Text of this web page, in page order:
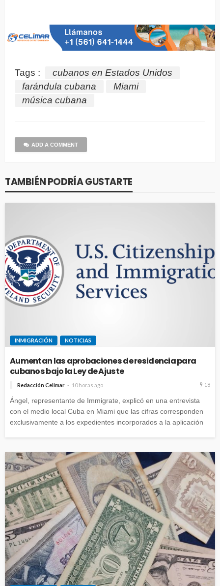
Tags :
cubanos en Estados Unidos
farándula cubana
Miami
música cubana
ADD A COMMENT
TAMBIÉN PODRÍA GUSTARTE
INMIGRACIÓN NOTICIAS
Aumentan las aprobaciones de residencia para
cubanos bajo la Ley de Ajuste
Redacción Celimar 10 horas ago 18
Ángel, representante de Immigrate, explicó en una entrevista
con el medio local Cuba en Miami que las cifras corresponden
exclusivamente a los expedientes incorporados a la aplicación